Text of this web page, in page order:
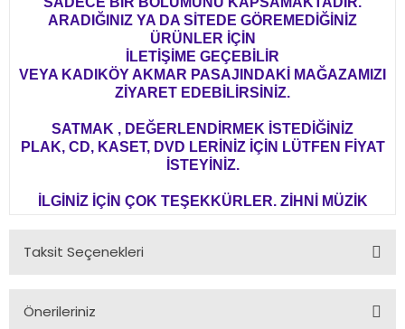
ARADIĞINIZ YA DA SİTEDE GÖREMEDİĞİNİZ
ÜRÜNLER İÇİN
İLETİŞİME GEÇEBİLİR
VEYA KADIKÖY AKMAR PASAJINDAKİ MAĞAZAMIZI
ZİYARET EDEBİLİRSİNİZ.
SATMAK , DEĞERLENDİRMEK İSTEDİĞİNİZ
PLAK, CD, KASET, DVD LERİNİZ İÇİN LÜTFEN FİYAT
İSTEYİNİZ.
İLGİNİZ İÇİN ÇOK TEŞEKKÜRLER. ZİHNİ MÜZİK
Taksit Seçenekleri
Önerileriniz